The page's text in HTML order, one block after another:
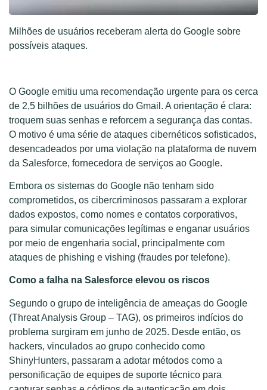
Milhões de usuários receberam alerta do Google sobre
possíveis ataques.
O Google emitiu uma recomendação urgente para os cerca
de 2,5 bilhões de usuários do Gmail. A orientação é clara:
troquem suas senhas e reforcem a segurança das contas.
O motivo é uma série de ataques cibernéticos sofisticados,
desencadeados por uma violação na plataforma de nuvem
da Salesforce, fornecedora de serviços ao Google.
Embora os sistemas do Google não tenham sido
comprometidos, os cibercriminosos passaram a explorar
dados expostos, como nomes e contatos corporativos,
para simular comunicações legítimas e enganar usuários
por meio de engenharia social, principalmente com
ataques de phishing e vishing (fraudes por telefone).
Como a falha na Salesforce elevou os riscos
Segundo o grupo de inteligência de ameaças do Google
(Threat Analysis Group – TAG), os primeiros indícios do
problema surgiram em junho de 2025. Desde então, os
hackers, vinculados ao grupo conhecido como
ShinyHunters, passaram a adotar métodos como a
personificação de equipes de suporte técnico para